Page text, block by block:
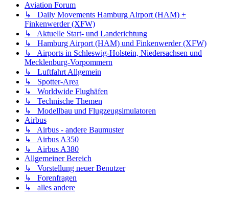
Aviation Forum
↳ Daily Movements Hamburg Airport (HAM) +
Finkenwerder (XFW)
↳ Aktuelle Start- und Landerichtung
↳ Hamburg Airport (HAM) und Finkenwerder (XFW)
↳ Airports in Schleswig-Holstein, Niedersachsen und
Mecklenburg-Vorpommern
↳ Luftfahrt Allgemein
↳ Spotter-Area
↳ Worldwide Flughäfen
↳ Technische Themen
↳ Modellbau und Flugzeugsimulatoren
Airbus
↳ Airbus - andere Baumuster
↳ Airbus A350
↳ Airbus A380
Allgemeiner Bereich
↳ Vorstellung neuer Benutzer
↳ Forenfragen
↳ alles andere